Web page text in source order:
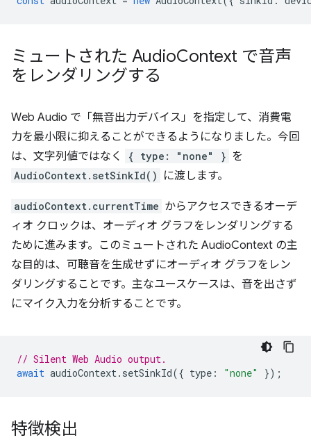
ミュートされた AudioContext で音声
をレンダリングする
Web Audio で「無音出力デバイス」を指定して、消費電
力を最小限に抑えることができるようになりました。今回
は、文字列値ではなく
{ type: "none" } を
AudioContext.setSinkId() に渡します。
audioContext.currentTime からアクセスできるオーデ
ィオ クロックは、オーディオ グラフをレンダリングする
ために進みます。このミュートされた AudioContext の主
な目的は、可聴音を生成せずにオーディオ グラフをレン
ダリングすることです。主なユースケースは、音を出さず
にマイク入力を分析することです。
// Silent Web Audio output.
await audioContext. setSinkId({ type : "none" });
特徴検出